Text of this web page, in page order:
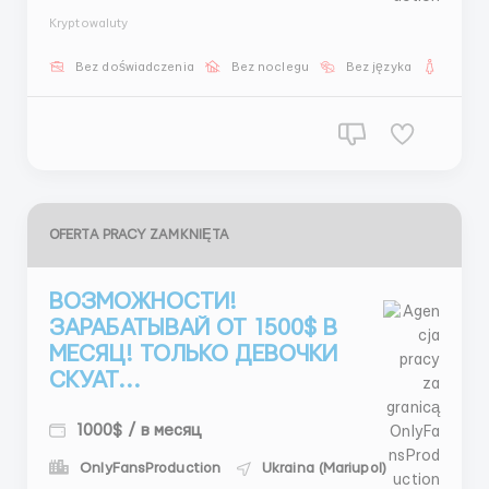
@Dash_wr20 ...
Kryptowaluty
Bez doświadczenia Bez noclegu Bez języka
OFERTA PRACY ZAMKNIĘTA
ВОЗМОЖНОСТИ!
ЗАРАБАТЫВАЙ ОТ 1500$ В
МЕСЯЦ! ТОЛЬКО ДЕВОЧКИ
СКУАТ...
1000$ / в месяц
OnlyFansProduction Ukraina (Mariupol)